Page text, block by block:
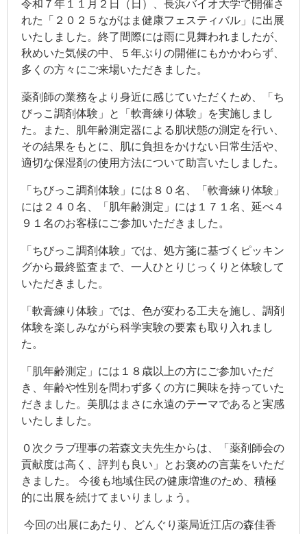
令和７年１１月２日（日）、長浜バイオ大学で開催さ
れた「２０２５ながはま健康フェスティバル」に出展
いたしました。終了間際には雨に見舞われましたが、
秋めいた気候の中、５年ぶりの開催にもかかわらず、
多くの方々にご来場いただきました。
薬剤師の業務をより身近に感じていただくため、「ち
びっこ調剤体験」と「軟膏練り体験」を実施しまし
た。また、肌年齢測定器による肌状態の測定を行い、
その結果をもとに、肌に負担をかけない日常生活や、
適切な保湿剤の使用方法について助言いたしました。
「ちびっこ調剤体験」には８０名、「軟膏練り体験」
には２４０名、「肌年齢測定」には１７１名、延べ４
９１名のお客様にご参加いただきました。
「ちびっこ調剤体験」では、処方箋に基づくピッキン
グから最終監査まで、一人ひとりじっくりと体験して
いただきました。
「軟膏練り体験」では、色が変わる工夫を施し、調剤
体験を楽しみながら科学実験の要素も取り入れまし
た。
「肌年齢測定」には１８歳以上の方にご参加いただ
き、年齢や性別を問わず多くの方に興味を持っていた
だきました。美肌はまさに永遠のテーマであると実感
いたしました。
０次クラブ理事の若森文夫先生からは、「薬剤師会の
貢献度は高く、評判も良い」とお褒めの言葉をいただ
きました。 今後も地域住民の健康増進のため、積極
的に出展を続けてまいりましょう。
今回の出展にあたり、どんぐり薬局近江店の森佳香